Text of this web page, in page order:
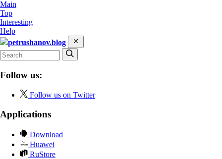
Main
Top
Interesting
Help
petrushanov.blog
Follow us:
Follow us on Twitter
Applications
Download
Huawei
RuStore